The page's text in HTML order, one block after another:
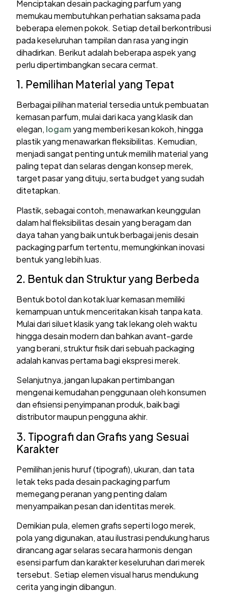
Menciptakan desain packaging parfum yang
memukau membutuhkan perhatian saksama pada
beberapa elemen pokok. Setiap detail berkontribusi
pada keseluruhan tampilan dan rasa yang ingin
dihadirkan. Berikut adalah beberapa aspek yang
perlu dipertimbangkan secara cermat.
1. Pemilihan Material yang Tepat
Berbagai pilihan material tersedia untuk pembuatan
kemasan parfum, mulai dari kaca yang klasik dan
elegan, logam yang memberi kesan kokoh, hingga
plastik yang menawarkan fleksibilitas. Kemudian,
menjadi sangat penting untuk memilih material yang
paling tepat dan selaras dengan konsep merek,
target pasar yang dituju, serta budget yang sudah
ditetapkan.
Plastik, sebagai contoh, menawarkan keunggulan
dalam hal fleksibilitas desain yang beragam dan
daya tahan yang baik untuk berbagai jenis desain
packaging parfum tertentu, memungkinkan inovasi
bentuk yang lebih luas.
2. Bentuk dan Struktur yang Berbeda
Bentuk botol dan kotak luar kemasan memiliki
kemampuan untuk menceritakan kisah tanpa kata.
Mulai dari siluet klasik yang tak lekang oleh waktu
hingga desain modern dan bahkan avant-garde
yang berani, struktur fisik dari sebuah packaging
adalah kanvas pertama bagi ekspresi merek.
Selanjutnya, jangan lupakan pertimbangan
mengenai kemudahan penggunaan oleh konsumen
dan efisiensi penyimpanan produk, baik bagi
distributor maupun pengguna akhir.
3. Tipografi dan Grafis yang Sesuai
Karakter
Pemilihan jenis huruf (tipografi), ukuran, dan tata
letak teks pada desain packaging parfum
memegang peranan yang penting dalam
menyampaikan pesan dan identitas merek.
Demikian pula, elemen grafis seperti logo merek,
pola yang digunakan, atau ilustrasi pendukung harus
dirancang agar selaras secara harmonis dengan
esensi parfum dan karakter keseluruhan dari merek
tersebut. Setiap elemen visual harus mendukung
cerita yang ingin dibangun.